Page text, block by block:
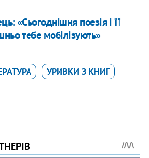
«Сьогоднішня поезія і її
тебе мобілізують»
УРИВКИ З КНИГ